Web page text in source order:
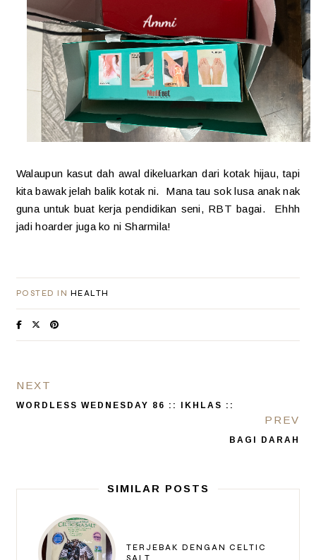
Walaupun kasut dah awal dikeluarkan dari kotak hijau, tapi
kita bawak jelah balik kotak ni. Mana tau sok lusa anak nak
guna untuk buat kerja pendidikan seni, RBT bagai. Ehhh
jadi hoarder juga ko ni Sharmila!
POSTED IN HEALTH
NEXT
WORDLESS WEDNESDAY 86 :: IKHLAS ::
PREV
BAGI DARAH
SIMILAR POSTS
TERJEBAK DENGAN CELTIC
SALT